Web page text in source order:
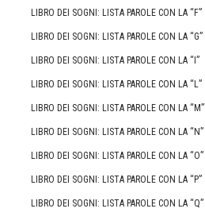
LIBRO DEI SOGNI: LISTA PAROLE CON LA “F”
LIBRO DEI SOGNI: LISTA PAROLE CON LA “G”
LIBRO DEI SOGNI: LISTA PAROLE CON LA “I”
LIBRO DEI SOGNI: LISTA PAROLE CON LA “L”
LIBRO DEI SOGNI: LISTA PAROLE CON LA “M”
LIBRO DEI SOGNI: LISTA PAROLE CON LA “N”
LIBRO DEI SOGNI: LISTA PAROLE CON LA “O”
LIBRO DEI SOGNI: LISTA PAROLE CON LA “P”
LIBRO DEI SOGNI: LISTA PAROLE CON LA “Q”